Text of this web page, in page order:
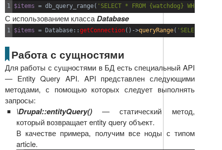
$items = db_query_range( 'SELECT * FROM {watchdog} WHERE
С использованием классаDatabase
$items = Database ::getConnection( ) ->queryRange( 'SELECT *
Работа с сущностями
Для работы с сущностями в БД есть специальный API
— Entity Query API. API представлен следующими
методами, с помощью которых следует выполнять
запросы:
\Drupal::entityQuery()— статический метод,
который возвращает entity query объект.
В качестве примера, получим все ноды с типом
article.